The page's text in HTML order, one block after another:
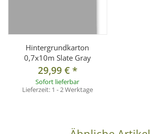
Hintergrundkarton
0,7x10m Slate Gray
29,99 €*
Sofort lieferbar
Lieferzeit: 1 - 2 Werktage